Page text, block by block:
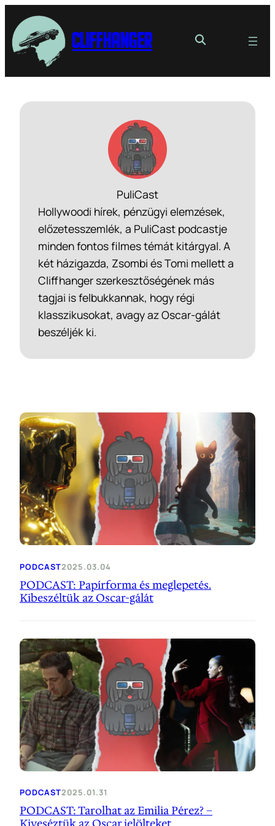
Cliffhanger
PuliCast
Hollywoodi hírek, pénzügyi elemzések,
előzetesszemlék, a PuliCast podcastje
minden fontos filmes témát kitárgyal. A
két házigazda, Zsombi és Tomi mellett a
Cliffhanger szerkesztőségének más
tagjai is felbukkannak, hogy régi
klasszikusokat, avagy az Oscar-gálát
beszéljék ki.
PODCAST2025.03.04
PODCAST: Papírforma és meglepetés.
Kibeszéltük az Oscar-gálát
PODCAST2025.01.31
PODCAST: Tarolhat az Emilia Pérez? –